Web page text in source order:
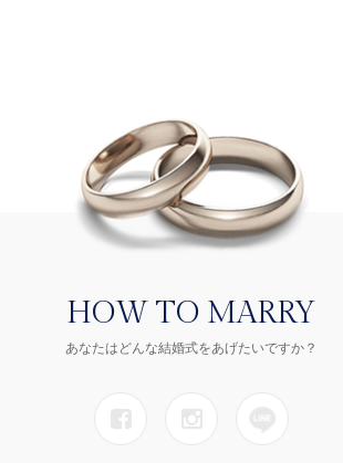
HOW TO MARRY
あなたはどんな結婚式をあげたいですか？